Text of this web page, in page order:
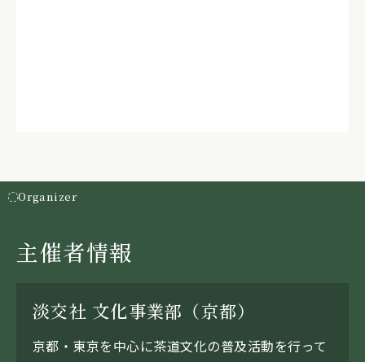
Organizer
主催者情報
淡交社 文化事業部（京都）
京都・東京を中心に茶道文化の普及活動を行って